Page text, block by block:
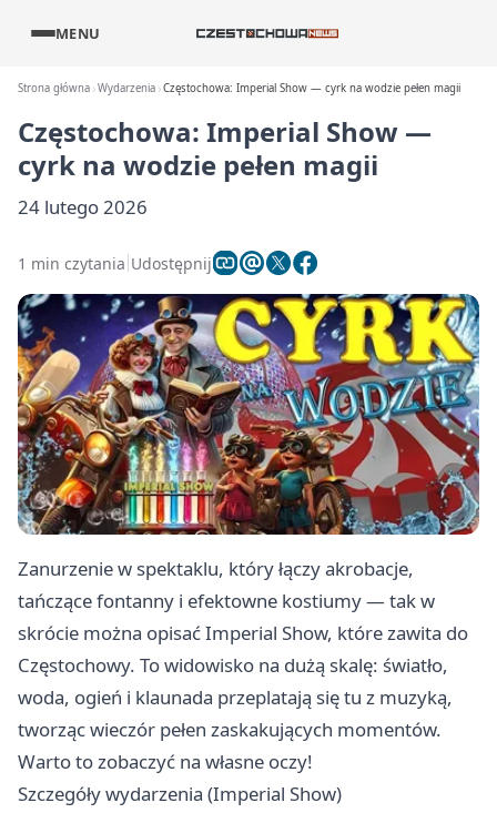
MENU
Strona główna Wydarzenia Częstochowa: Imperial Show — cyrk na wodzie pełen magii
Częstochowa: Imperial Show —
cyrk na wodzie pełen magii
24 lutego 2026
1 min czytania Udostępnij
Zanurzenie w spektaklu, który łączy akrobacje,
tańczące fontanny i efektowne kostiumy — tak w
skrócie można opisać Imperial Show, które zawita do
Częstochowy. To widowisko na dużą skalę: światło,
woda, ogień i klaunada przeplatają się tu z muzyką,
tworząc wieczór pełen zaskakujących momentów.
Warto to zobaczyć na własne oczy!
Szczegóły wydarzenia (Imperial Show)